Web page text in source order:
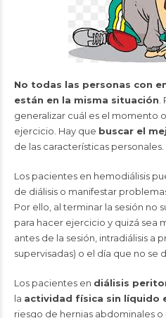
No todas las personas con
están en la misma situación
generalizar cuál es el momento
ejercicio. Hay que buscar el
de las características personales.
Los pacientes en hemodiálisis
de diálisis o manifestar
Por ello, al terminar la sesión no
para hacer ejercicio y quizá sea
antes de la sesión, intradiálisis a
supervisadas) o el día que no se
Los pacientes en diálisis
la actividad física sin líquido
riesgo de hernias abdominales